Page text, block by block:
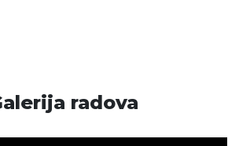
radova